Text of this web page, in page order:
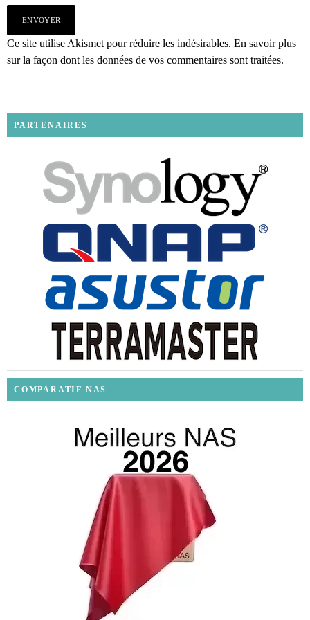
Ce site utilise Akismet pour réduire les indésirables. En savoir plus
sur la façon dont les données de vos commentaires sont traitées.
PARTENAIRES
COMPARATIF NAS